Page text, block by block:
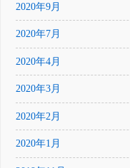
2020年9月
2020年7月
2020年4月
2020年3月
2020年2月
2020年1月